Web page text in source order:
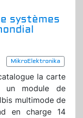
systèmes
MikroElektronika
la carte
un module de
multimode de
en charge 14